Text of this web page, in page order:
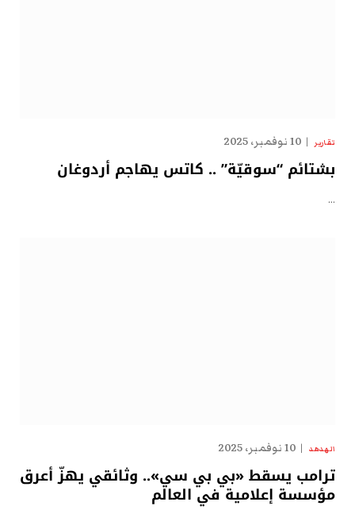
تقارير 10 نوفمبر، 2025
بشتائم “سوقيّة” .. كاتس يهاجم أردوغان
…
الهدهد 10 نوفمبر، 2025
ترامب يسقط «بي بي سي».. وثائقي يهزّ أعرق
مؤسسة إعلامية في العالم